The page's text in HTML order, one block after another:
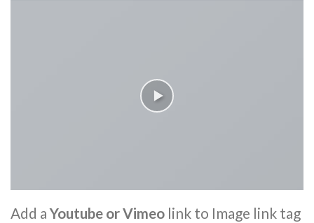
Add aYoutube or Vimeo link to Image link tag